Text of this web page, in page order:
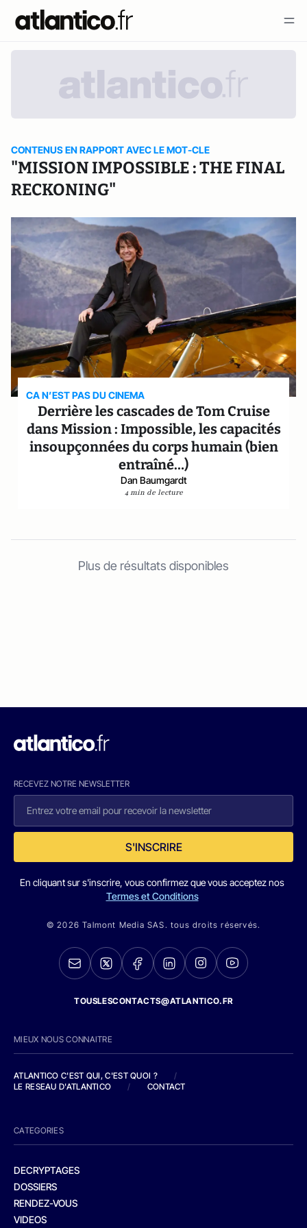
CONTENUS EN RAPPORT AVEC LE MOT-CLE
"MISSION IMPOSSIBLE : THE FINAL
RECKONING"
CA N’EST PAS DU CINEMA
Derrière les cascades de Tom Cruise
dans Mission : Impossible, les capacités
insoupçonnées du corps humain (bien
entraîné…)
Dan Baumgardt
4 min de lecture
Plus de résultats disponibles
RECEVEZ NOTRE NEWSLETTER
S'INSCRIRE
En cliquant sur s'inscrire, vous confirmez que vous acceptez nos
Termes et Conditions
© 2026 Talmont Media SAS. tous droits réservés.
TOUSLESCONTACTS@ATLANTICO.FR
MIEUX NOUS CONNAITRE
ATLANTICO C'EST QUI, C'EST QUOI ?
/
LE RESEAU D'ATLANTICO
/ CONTACT
CATEGORIES
DECRYPTAGES
DOSSIERS
RENDEZ-VOUS
VIDEOS